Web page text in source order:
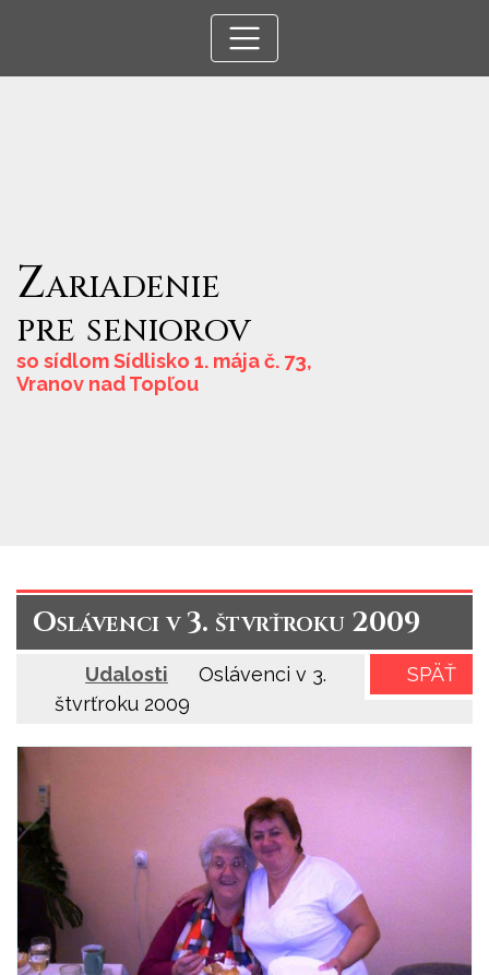
Zariadenie
pre seniorov
so sídlom Sídlisko 1. mája č. 73,
Vranov nad Topľou
Oslávenci v 3. štvrťroku 2009
SPÄŤ
Udalosti
Oslávenci v 3.
štvrťroku 2009